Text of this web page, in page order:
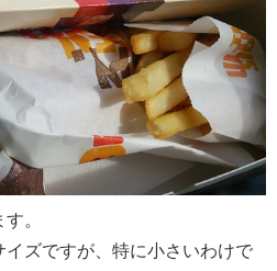
。
ズですが、特に小さいわけで